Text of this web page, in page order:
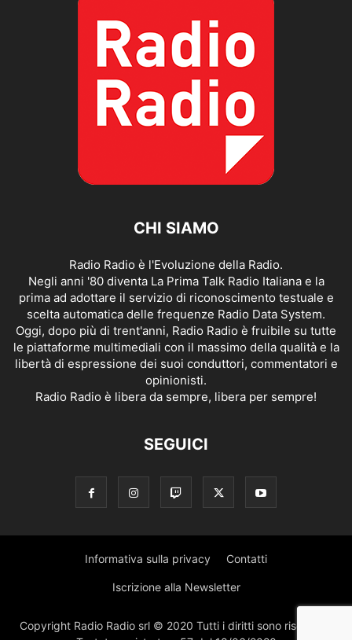
CHI SIAMO
Radio Radio è l'Evoluzione della Radio.
Negli anni '80 diventa La Prima Talk Radio Italiana e la
prima ad adottare il servizio di riconoscimento testuale e
scelta automatica delle frequenze Radio Data System.
Oggi, dopo più di trent'anni, Radio Radio è fruibile su tutte
le piattaforme multimediali con il massimo della qualità e la
libertà di espressione dei suoi conduttori, commentatori e
opinionisti.
Radio Radio è libera da sempre, libera per sempre!
SEGUICI
Informativa sulla privacy Contatti
Iscrizione alla Newsletter
Copyright Radio Radio srl © 2020 Tutti i diritti sono riservati |